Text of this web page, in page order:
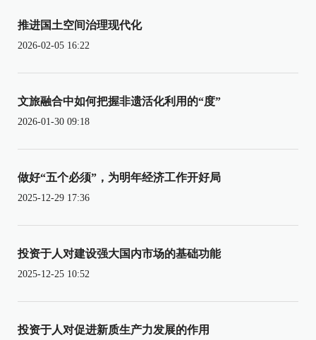
推进国土空间治理现代化
2026-02-05 16:22
文旅融合中如何把握非遗活化利用的“度”
2026-01-30 09:18
做好“五个必须”，为明年经济工作开好局
2025-12-29 17:36
投资于人对建设强大国内市场的基础功能
2025-12-25 10:52
投资于人对促进新质生产力发展的作用